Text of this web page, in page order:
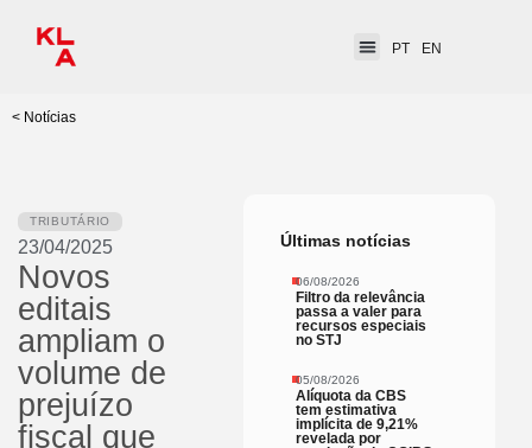
PT EN
< Notícias
TRIBUTÁRIO
23/04/2025
Novos
editais
ampliam o
volume de
prejuízo
fiscal que
Últimas notícias
06/08/2026
Filtro da relevância
passa a valer para
recursos especiais
no STJ
05/08/2026
Alíquota da CBS
tem estimativa
implícita de 9,21%
revelada por